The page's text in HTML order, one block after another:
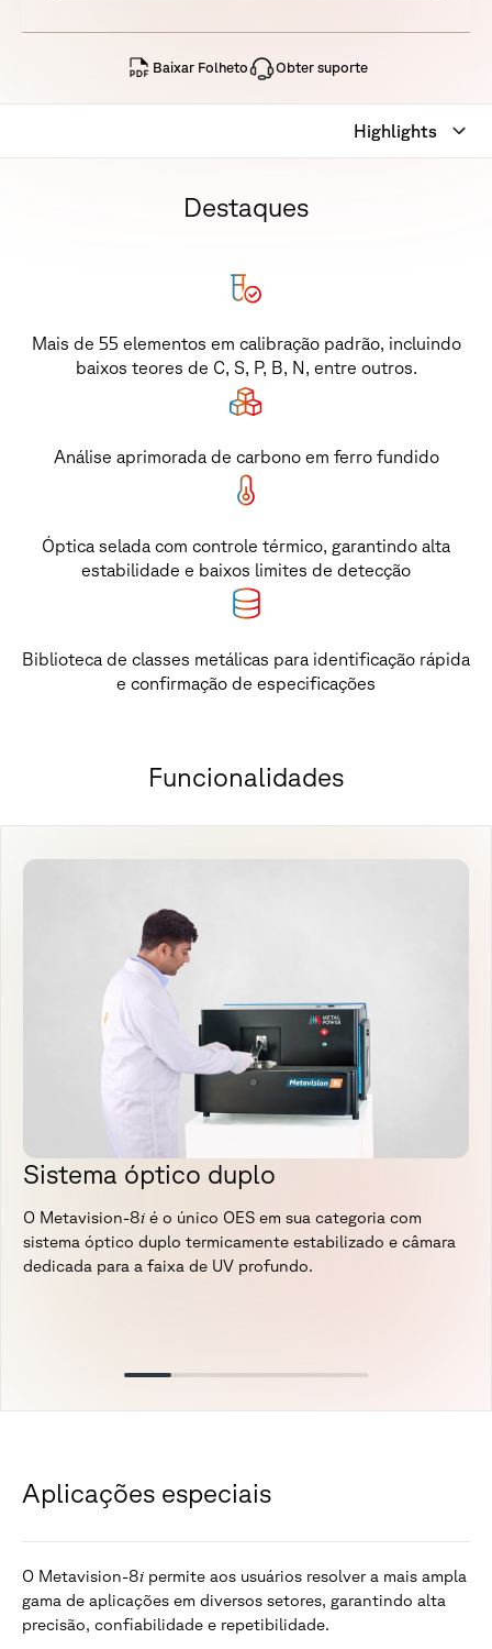
Baixar Folheto Obter suporte
Highlights
Destaques
Mais de 55 elementos em calibração padrão, incluindo
baixos teores de C, S, P, B, N, entre outros.
Análise aprimorada de carbono em ferro fundido
Óptica selada com controle térmico, garantindo alta
estabilidade e baixos limites de detecção
Biblioteca de classes metálicas para identificação rápida
e confirmação de especificações
Funcionalidades
Sistema óptico duplo
O Metavision-8i é o único OES em sua categoria com
sistema óptico duplo termicamente estabilizado e câmara
dedicada para a faixa de UV profundo.
Aplicações especiais
O Metavision-8i permite aos usuários resolver a mais ampla
gama de aplicações em diversos setores, garantindo alta
precisão, confiabilidade e repetibilidade.